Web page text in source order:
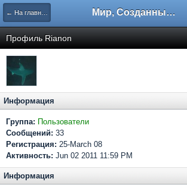
← На главную Мир, Созданный Мастером.
Профиль Rianon
Информация
Группа: Пользователи
Сообщений: 33
Регистрация: 25-March 08
Активность: Jun 02 2011 11:59 PM
Информация